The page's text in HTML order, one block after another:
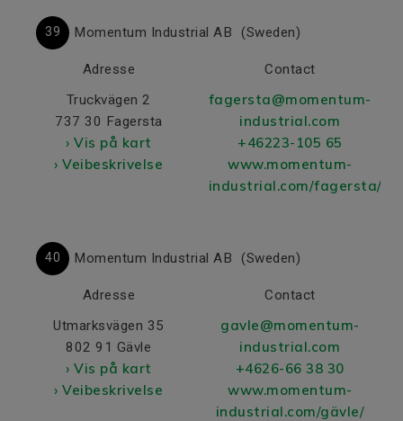
39 Momentum Industrial AB (Sweden)
Adresse
Truckvägen 2
737 30 Fagersta
› Vis på kart
› Veibeskrivelse
Contact
fagersta@momentum-
industrial.com
+46223-105 65
www.momentum-
industrial.com/fagersta/
40 Momentum Industrial AB (Sweden)
Adresse
Utmarksvägen 35
802 91 Gävle
› Vis på kart
› Veibeskrivelse
Contact
gavle@momentum-
industrial.com
+4626-66 38 30
www.momentum-
industrial.com/gävle/